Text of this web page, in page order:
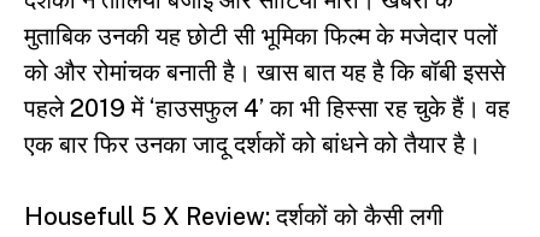
मुताबिक उनकी यह छोटी सी भूमिका फिल्म के मजेदार पलों
को और रोमांचक बनाती है। खास बात यह है कि बॉबी इससे
पहले 2019 में ‘हाउसफुल 4’का भी हिस्सा रह चुके हैं। वह
एक बार फिर उनका जादू दर्शकों को बांधने को तैयार है।
Housefull 5 X Review: दर्शकों को कैसी लगी